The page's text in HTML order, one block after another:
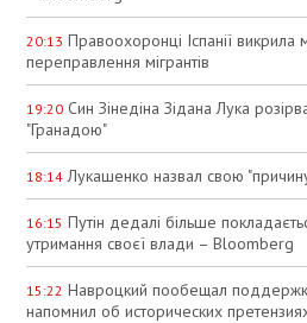
20:13 Правоохоронці Іспанії
переправлення мігрантів
19:20 Син Зінедіна Зідана Лука
"Гранадою"
18:14 Лукашенко назвал свою
16:15 Путін дедалі більше
утримання своєї влади – Bloomberg
15:22 Навроцкий пообещал
напомнил об исторических